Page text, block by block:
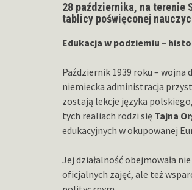
28 października, na terenie
tablicy poświęconej
Edukacja w podziemiu –
Październik 1939 roku –
niemiecka administracja
zostają lekcje języka
tych realiach rodzi się Tajna
edukacyjnych w okupowanej
Jej działalność obejmowała
oficjalnych zajęć, ale też